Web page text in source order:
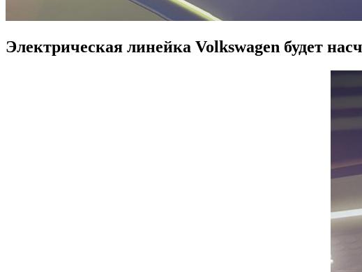
Электрическая линейка Volkswagen будет